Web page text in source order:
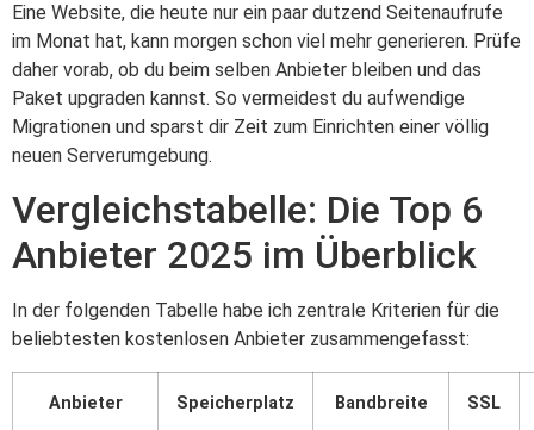
Eine Website, die heute nur ein paar dutzend Seitenaufrufe
im Monat hat, kann morgen schon viel mehr generieren. Prüfe
daher vorab, ob du beim selben Anbieter bleiben und das
Paket upgraden kannst. So vermeidest du aufwendige
Migrationen und sparst dir Zeit zum Einrichten einer völlig
neuen Serverumgebung.
Vergleichstabelle: Die Top 6
Anbieter 2025 im Überblick
In der folgenden Tabelle habe ich zentrale Kriterien für die
beliebtesten kostenlosen Anbieter zusammengefasst:
Anbieter Speicherplatz Bandbreite SSL